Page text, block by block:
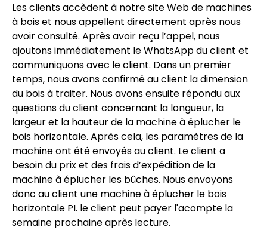
Les clients accèdent à notre site Web de machines
à bois et nous appellent directement après nous
avoir consulté. Après avoir reçu l’appel, nous
ajoutons immédiatement le WhatsApp du client et
communiquons avec le client. Dans un premier
temps, nous avons confirmé au client la dimension
du bois à traiter. Nous avons ensuite répondu aux
questions du client concernant la longueur, la
largeur et la hauteur de la machine à éplucher le
bois horizontale. Après cela, les paramètres de la
machine ont été envoyés au client. Le client a
besoin du prix et des frais d’expédition de la
machine à éplucher les bûches. Nous envoyons
donc au client une machine à éplucher le bois
horizontale PI. le client peut payer l'acompte la
semaine prochaine après lecture.